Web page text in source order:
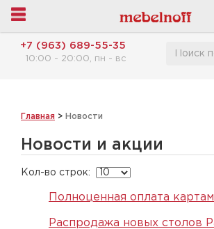
+7 (963) 689-55-35
10:00 - 20:00, пн - вс
Главная > Новости
Новости и акции
Кол-во строк:
Полноценная оплата
Распродажа новых столов